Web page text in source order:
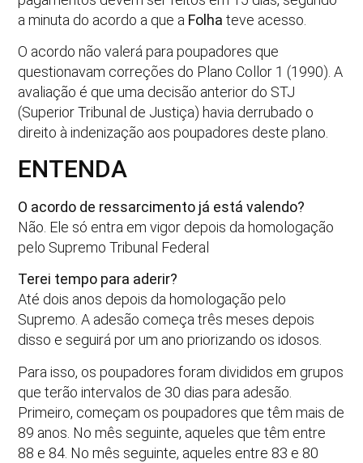
a minuta do acordo a que a Folha teve acesso.
O acordo não valerá para poupadores que
questionavam correções do Plano Collor 1 (1990). A
avaliação é que uma decisão anterior do STJ
(Superior Tribunal de Justiça) havia derrubado o
direito à indenização aos poupadores deste plano.
ENTENDA
O acordo de ressarcimento já está valendo?
Não. Ele só entra em vigor depois da homologação
pelo Supremo Tribunal Federal
Terei tempo para aderir?
Até dois anos depois da homologação pelo
Supremo. A adesão começa três meses depois
disso e seguirá por um ano priorizando os idosos.
Para isso, os poupadores foram divididos em grupos
que terão intervalos de 30 dias para adesão.
Primeiro, começam os poupadores que têm mais de
89 anos. No mês seguinte, aqueles que têm entre
88 e 84. No mês seguinte, aqueles entre 83 e 80